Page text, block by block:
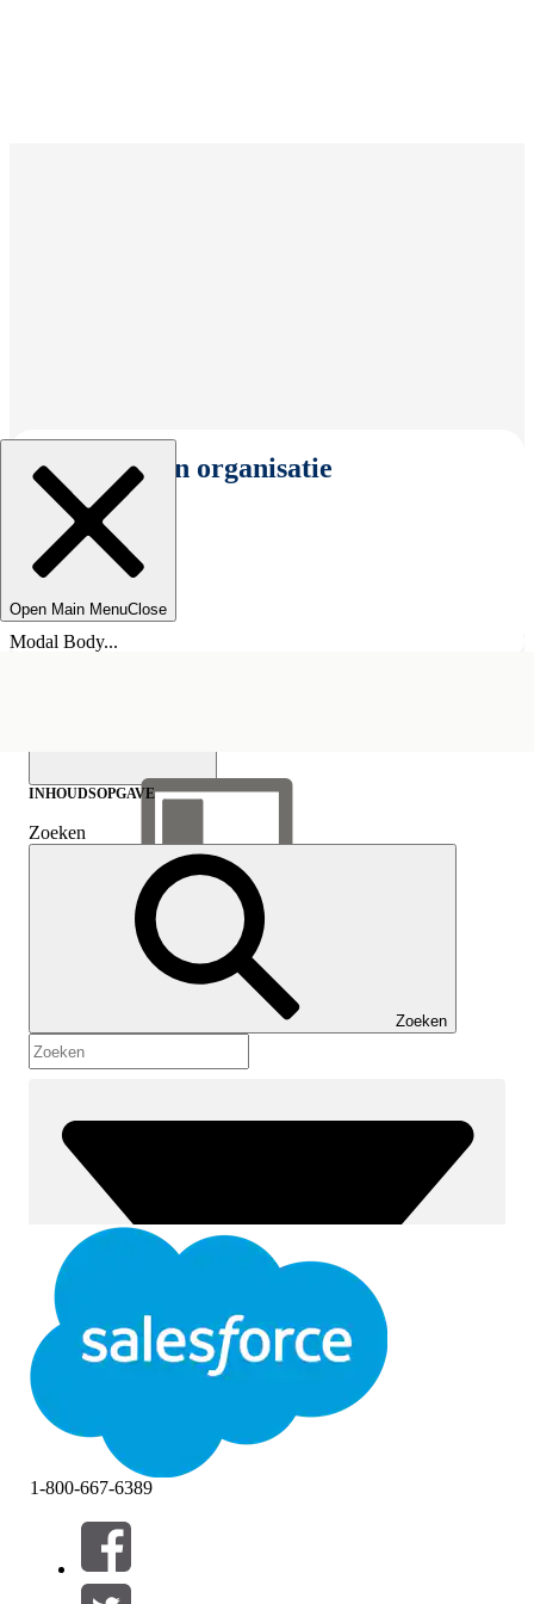
Selecteer een organisatie
Open Main MenuClose
Modal Body...
Inhoudsopgave
weergeven
Inhoudsopgave
INHOUDSOPGAVE
Zoeken
Zoeken
Filters (0)
FILTERS SELECTEREN
1-800-667-6389